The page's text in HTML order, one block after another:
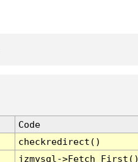
Code
checkredirect()
jzmysql-